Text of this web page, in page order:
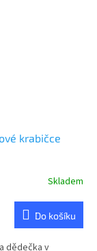
krabičce
Skladem
Do košíku
dědečka v